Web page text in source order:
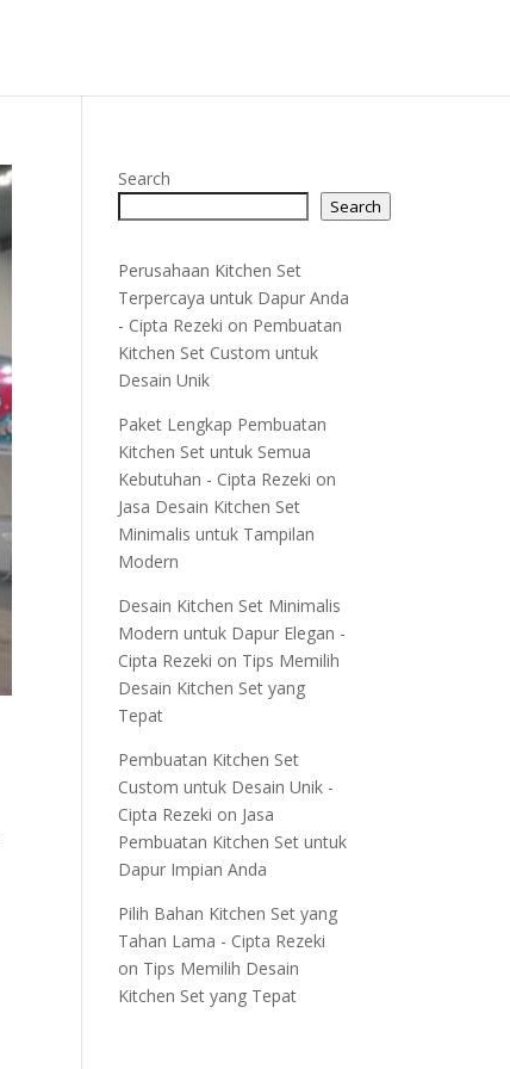
Search
Search
Perusahaan Kitchen Set
Terpercaya untuk Dapur Anda
- Cipta Rezeki on Pembuatan
Kitchen Set Custom untuk
Desain Unik
Paket Lengkap Pembuatan
Kitchen Set untuk Semua
Kebutuhan - Cipta Rezeki on
Jasa Desain Kitchen Set
Minimalis untuk Tampilan
Modern
Desain Kitchen Set Minimalis
Modern untuk Dapur Elegan -
Cipta Rezeki on Tips Memilih
Desain Kitchen Set yang
Tepat
Pembuatan Kitchen Set
Custom untuk Desain Unik -
Cipta Rezeki on Jasa
Pembuatan Kitchen Set untuk
Dapur Impian Anda
Pilih Bahan Kitchen Set yang
Tahan Lama - Cipta Rezeki
on Tips Memilih Desain
Kitchen Set yang Tepat